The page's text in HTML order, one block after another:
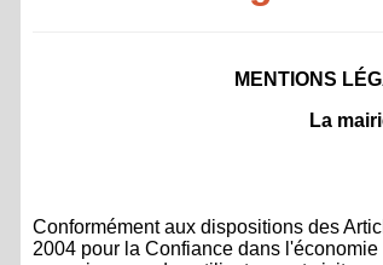
MENTIONS
La
Conformément aux dispositions des
2004 pour la Confiance dans